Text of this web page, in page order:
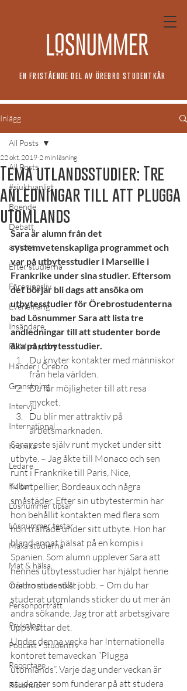
EN FRISTÅENDE DEL AV ÖREBRO STUDENTKÅR
Inlägg
All Posts
#sjuktvanligt
Boende
Debatt
annons
Efter studierna
Föreningsliv
Evenemang
Insändare
FUM-rapport
Händer i Örebro
Granskning
Intervju
International
Krönika
Ledare
Kultur
Lösnummer tipsar
Lösnummer testar
Maxa studierna
Mat & hälsa
Örebro studentkår
Personporträtt
Psykologi
Podcast - Studentliv
Reportage
Recension
All Posts
Tema utlandsstudier: Tre
anledningar till att plugga
utomlands
22 okt. 2019 2 min läsning
Sara är alumn från det
systemvetenskapliga programmet och
var på utbytesstudier i Marseille i
Frankrike under sina studier. Eftersom
det börjar bli dags att ansöka om
utbytesstudier för Örebrostudenterna
bad Lösnummer Sara att lista tre
andledningar till att studenter borde
åka på utbytesstudier.
Du knyter kontakter med människor
från hela världen.
Du får möjligheter till att resa
mycket.
Du blir mer attraktiv på
arbetsmarknaden.
Sara reste själv runt mycket under sitt
utbyte. – Jag åkte till Monaco och sen
runt i Frankrike till Paris, Nice,
Montpellier, Bordeaux och några
småstäder. Efter sin utbytestermin har
hon behållit kontakten med flera som
hon träffade under sitt utbyte. Hon har
bland annat hälsat på en kompis i
Spanien. Som alumn upplever Sara att
hennes utbytesstudier har hjälpt henne
när hon har sökt jobb. – Om du har
studerat utomlands sticker du ut mer än
andra sökande. Jag tror att arbetsgivare
uppskattar det.
Under denna vecka har Internationella
kontoret temaveckan ”Plugga
utomlands”. Varje dag under veckan är
studenter som funderar på att studera